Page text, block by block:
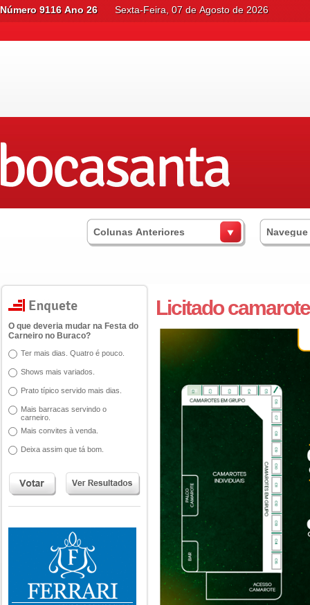
Número 9116 Ano 26 Sexta-Feira, 07 de Agosto de 2026
Colunas Anteriores
O que deveria mudar na Festa do
Carneiro no Buraco?
Ter mais dias. Quatro é pouco.
Shows mais variados.
Prato típico servido mais dias.
Mais barracas servindo o
carneiro.
Mais convites à venda.
Deixa assim que tá bom.
Licitado